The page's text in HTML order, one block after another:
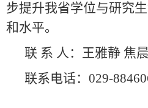
步提升我省学位与研究
和水平。
联 系 人：王雅静 焦
联系电话：029-